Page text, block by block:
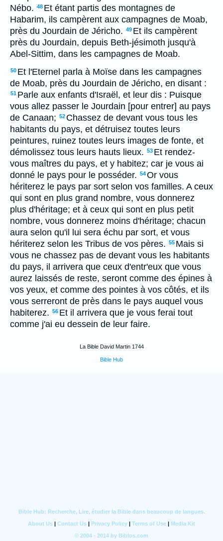
Nébo. 48 Et étant partis des montagnes de
Habarim, ils campèrent aux campagnes de Moab,
près du Jourdain de Jéricho. 49 Et ils campèrent
près du Jourdain, depuis Beth-jésimoth jusqu'à
Abel-Sittim, dans les campagnes de Moab.
50 Et l'Eternel parla à Moïse dans les campagnes
de Moab, près du Jourdain de Jéricho, en disant :
51 Parle aux enfants d'Israël, et leur dis : Puisque
vous allez passer le Jourdain [pour entrer] au pays
de Canaan; 52 Chassez de devant vous tous les
habitants du pays, et détruisez toutes leurs
peintures, ruinez toutes leurs images de fonte, et
démolissez tous leurs hauts lieux. 53 Et rendez-
vous maîtres du pays, et y habitez; car je vous ai
donné le pays pour le posséder. 54Or vous
hériterez le pays par sort selon vos familles. A ceux
qui sont en plus grand nombre, vous donnerez
plus d'héritage; et à ceux qui sont en plus petit
nombre, vous donnerez moins d'héritage; chacun
aura selon qu'il lui sera échu par sort, et vous
hériterez selon les Tribus de vos pères. 55 Mais si
vous ne chassez pas de devant vous les habitants
du pays, il arrivera que ceux d'entr'eux que vous
aurez laissés de reste, seront comme des épines à
vos yeux, et comme des pointes à vos côtés, et ils
vous serreront de près dans le pays auquel vous
habiterez. 56 Et il arrivera que je vous ferai tout
comme j'ai eu dessein de leur faire.
La Bible David Martin 1744
Bible Hub